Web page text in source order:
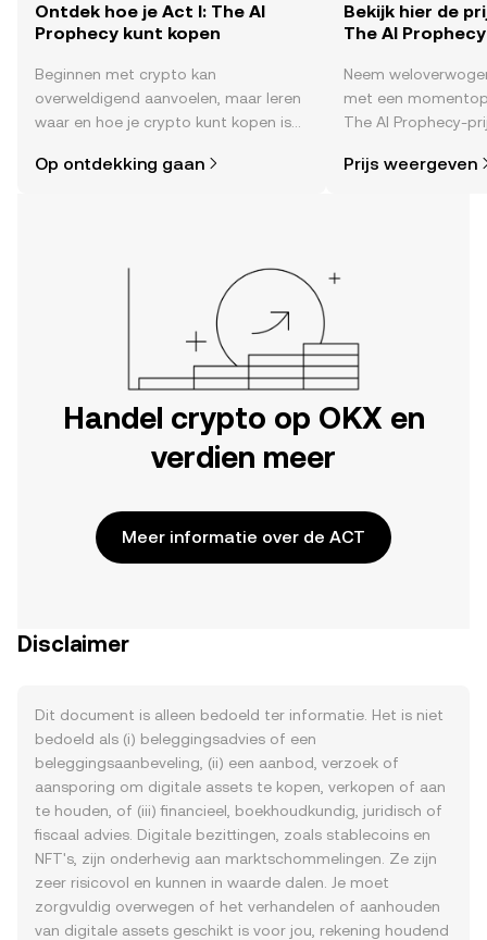
Ontdek hoe je Act I: The AI
Prophecy kunt kopen
Beginnen met crypto kan
overweldigend aanvoelen, maar leren
waar en hoe je crypto kunt kopen is
reis op de mobiele app van OKX of
Op ontdekking gaan
Bekijk hier de
The AI Prophecy
Neem
met een
The AI Prophecy-
community, nieuws
Prijs weergeven
Handel crypto op OKX en
verdien meer
Meer informatie over de ACT
Disclaimer
Dit document is alleen bedoeld ter informatie. Het is niet
bedoeld als (i) beleggingsadvies of een
beleggingsaanbeveling, (ii) een aanbod, verzoek of
aansporing om digitale assets te kopen, verkopen of aan
te houden, of (iii) financieel, boekhoudkundig, juridisch of
fiscaal advies. Digitale bezittingen, zoals stablecoins en
NFT's, zijn onderhevig aan marktschommelingen. Ze zijn
zeer risicovol en kunnen in waarde dalen. Je moet
zorgvuldig overwegen of het verhandelen of aanhouden
van digitale assets geschikt is voor jou, rekening houdend